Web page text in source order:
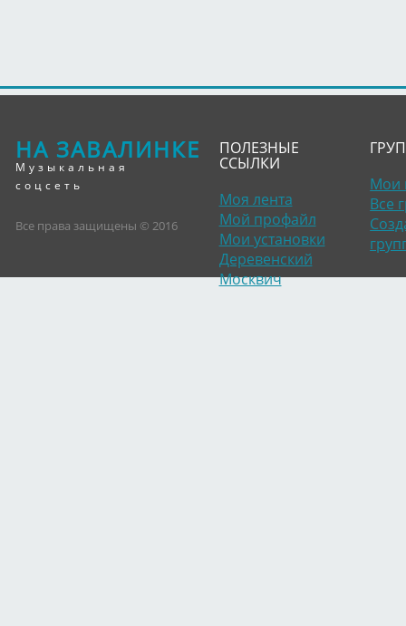
НА ЗАВАЛИНКЕ
Музыкальная
соцсеть
Все права защищены © 2016
ПОЛЕЗНЫЕ
ССЫЛКИ
Моя лента
Мой профайл
Мои установки
Деревенский
Москвич
Мои
Все